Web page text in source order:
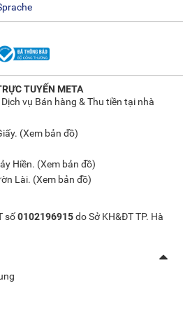
TUYẾN META
vụ Bán hàng & Thu tiền tại nhà
(Xem bản đồ)
Hiền. (Xem bản đồ)
Lài. (Xem bản đồ)
số0102196915do Sở KH&ĐT TP. Hà